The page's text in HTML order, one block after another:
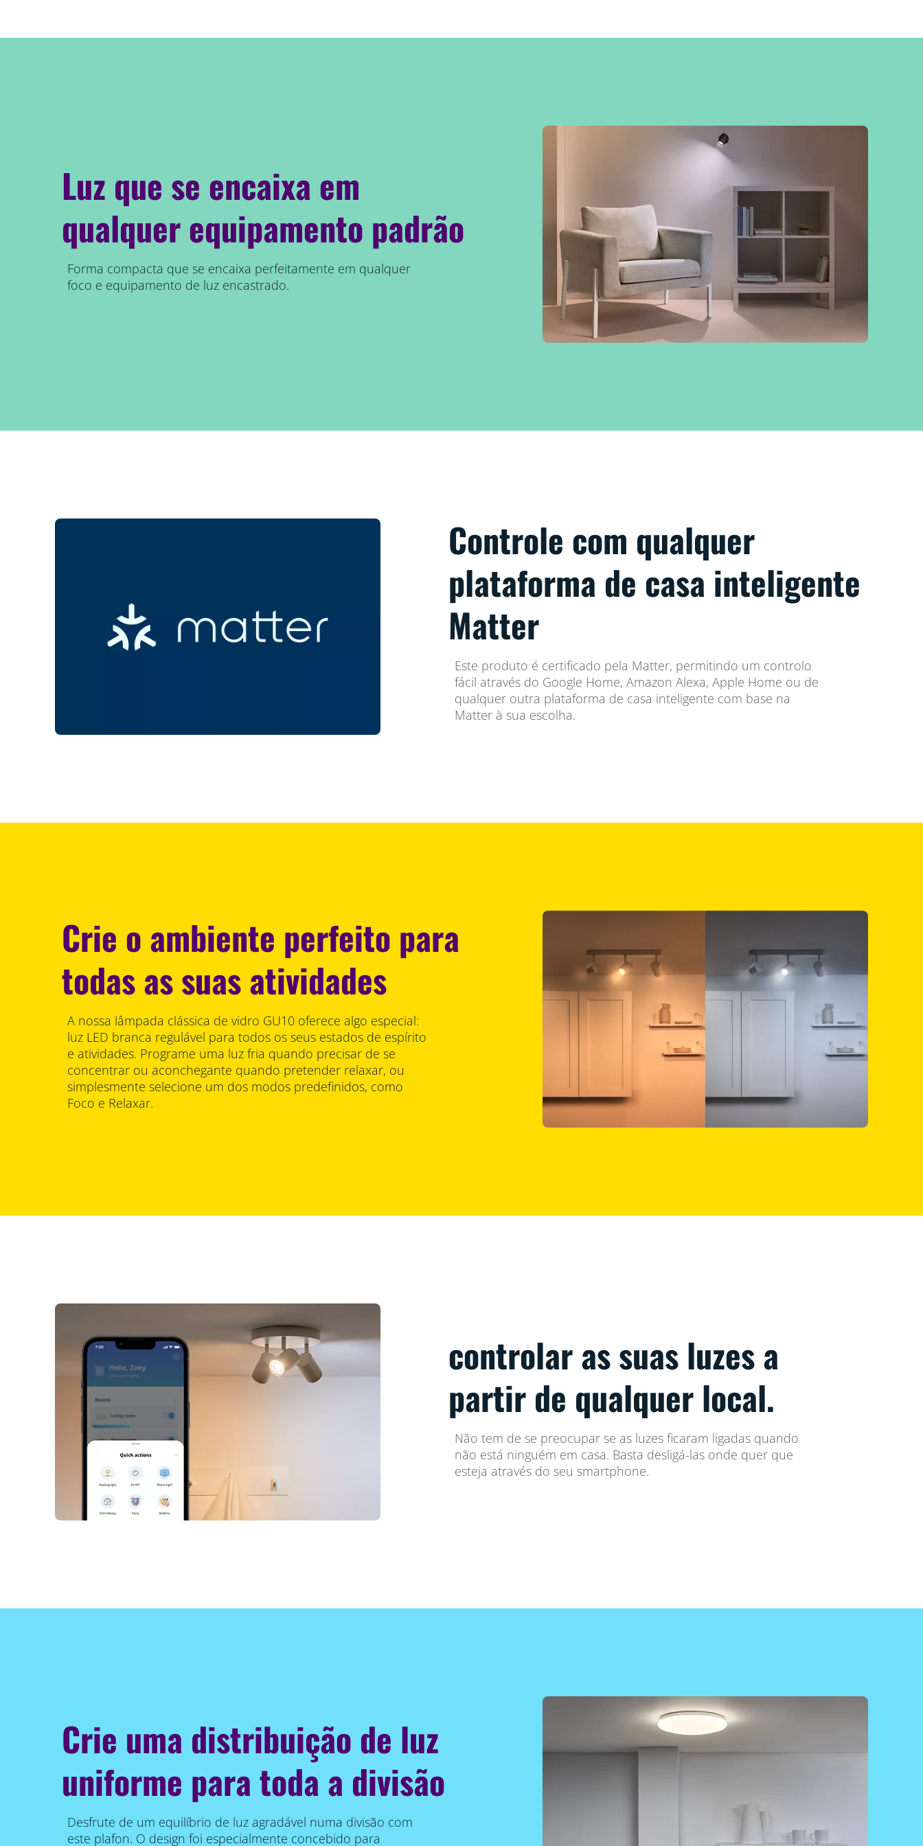
Luz que se encaixa em
qualquer equipamento padrão
Forma compacta que se encaixa perfeitamente em qualquer
foco e equipamento de luz encastrado.
Controle com qualquer
plataforma de casa inteligente
Matter
Este produto é certificado pela Matter, permitindo um controlo
fácil através do Google Home, Amazon Alexa, Apple Home ou de
qualquer outra plataforma de casa inteligente com base na
Matter à sua escolha.
Crie o ambiente perfeito para
todas as suas atividades
A nossa lâmpada clássica de vidro GU10 oferece algo especial:
luz LED branca regulável para todos os seus estados de espírito
e atividades. Programe uma luz fria quando precisar de se
concentrar ou aconchegante quando pretender relaxar, ou
simplesmente selecione um dos modos predefinidos, como
Foco e Relaxar.
controlar as suas luzes a
partir de qualquer local.
Não tem de se preocupar se as luzes ficaram ligadas quando
não está ninguém em casa. Basta desligá-las onde quer que
esteja através do seu smartphone.
Crie uma distribuição de luz
uniforme para toda a divisão
Desfrute de um equilíbrio de luz agradável numa divisão com
este plafon. O design foi especialmente concebido para